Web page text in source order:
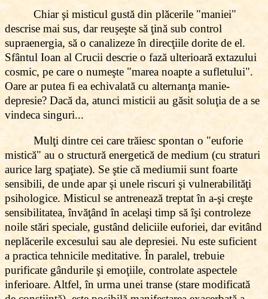
Chiar şi misticul gustă din plăcerile "maniei"
descrise mai sus, dar reuşeşte să ţină sub control
supraenergia, să o canalizeze în direcţiile dorite de el.
Sfântul Ioan al Crucii descrie o fază ulterioară extazului
cosmic, pe care o numeşte "marea noapte a sufletului".
Oare ar putea fi ea echivalată cu alternanţa manie-
depresie? Dacă da, atunci misticii au găsit soluţia de a se
vindeca singuri...
Mulţi dintre cei care trăiesc spontan o "euforie
mistică" au o structură energetică de medium (cu straturi
aurice larg spaţiate). Se ştie că mediumii sunt foarte
sensibili, de unde apar şi unele riscuri şi vulnerabilităţi
psihologice. Misticul se antrenează treptat în a-şi creşte
sensibilitatea, învăţând în acelaşi timp să îşi controleze
noile stări speciale, gustând deliciile euforiei, dar evitând
neplăcerile excesului sau ale depresiei. Nu este suficient
a practica tehnicile meditative. În paralel, trebuie
purificate gândurile şi emoţiile, controlate aspectele
inferioare. Altfel, în urma unei transe (stare modificată